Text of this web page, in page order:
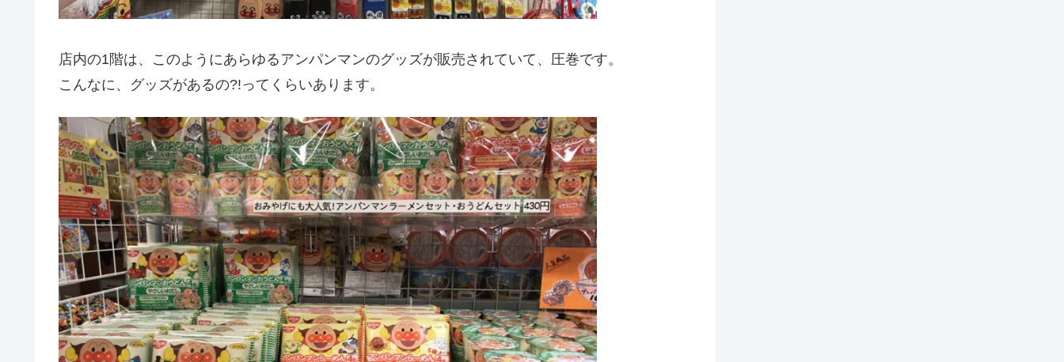
店内の1階は、このようにあらゆるアンパンマンのグッズが販売されていて、圧巻です。
こんなに、グッズがあるの?!ってくらいあります。